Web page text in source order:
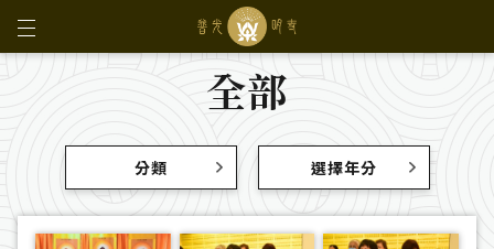
全部
分類 選擇年分